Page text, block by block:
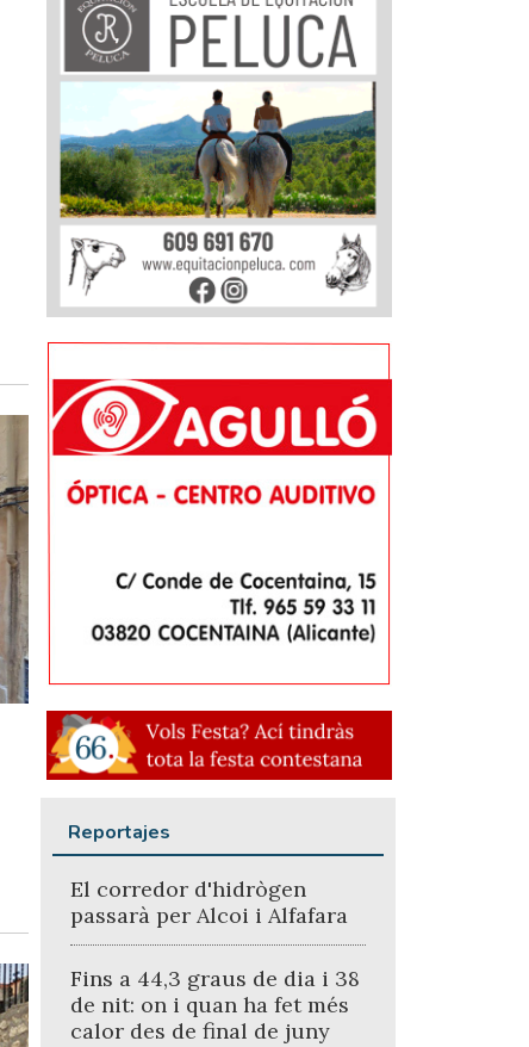
Reportajes
El corredor d'hidrògen
passarà per Alcoi i Alfafara
Fins a 44,3 graus de dia i 38
de nit: on i quan ha fet més
calor des de final de juny